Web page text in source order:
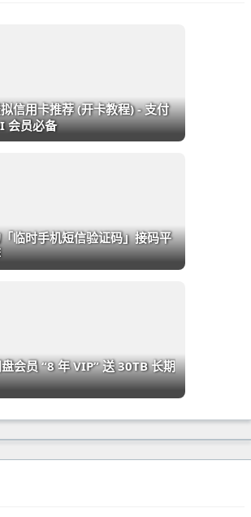
信用卡推荐 (开卡教程) - 支付
会员必备
临时手机短信验证码」接码平
会员 “8 年 VIP” 送 30TB 长期